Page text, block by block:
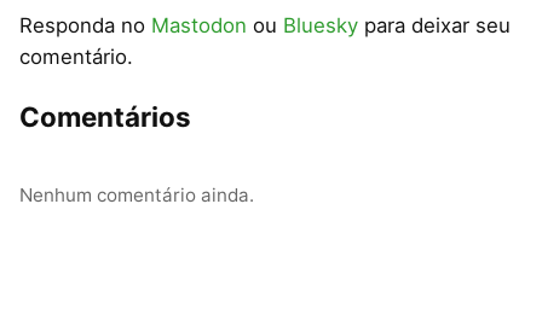
Responda no Mastodon ou Bluesky para deixar seu
comentário.
Comentários
Nenhum comentário ainda.